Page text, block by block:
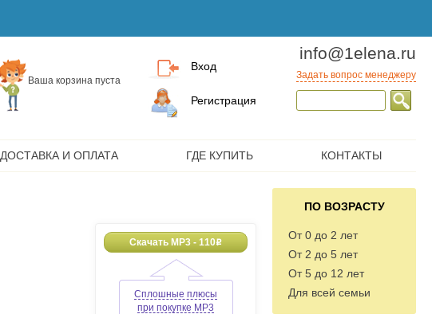
info@1elena.ru
Задать вопрос менеджеру
Вход
Регистрация
Ваша корзина пуста
ДОСТАВКА И ОПЛАТА ГДЕ КУПИТЬ КОНТАКТЫ
ПО ВОЗРАСТУ
От 0 до 2 лет
От 2 до 5 лет
От 5 до 12 лет
Для всей семьи
Скачать MP3 - 110o
Сплошные плюсы
при покупке MP3